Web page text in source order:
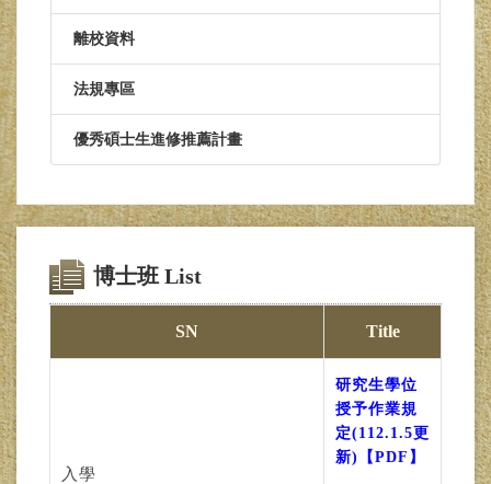
離校資料
法規專區
優秀碩士生進修推薦計畫
博士班 List
SN Title
入學
研究生學位
授予作業規
定(112.1.5更
新)【PDF】